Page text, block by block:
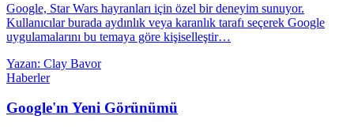
Google, Star Wars hayranları için özel bir deneyim sunuyor.
Kullanıcılar burada aydınlık veya karanlık tarafı seçerek Google
uygulamalarını bu temaya göre kişiselleştir…
Yazan: Clay Bavor
Haberler
Google'ın Yeni Görünümü